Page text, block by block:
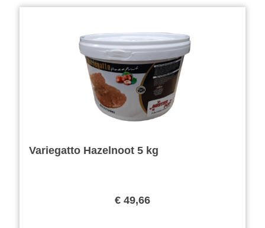
Variegatto Hazelnoot 5 kg
€ 49,66